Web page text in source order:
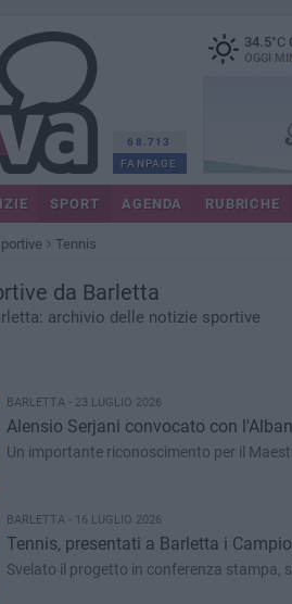
68.713
FANPAGE
34.5°C
OGGI
SPORT AGENDA RUBRICHE
Tennis
da Barletta
archivio delle notizie sportive
BARLETTA - 23 LUGLIO 2026
Alensio Serjani convocato con
Un importante riconoscimento per il
BARLETTA - 16 LUGLIO 2026
Tennis, presentati a Barletta i
Svelato il progetto in conferenza stampa,